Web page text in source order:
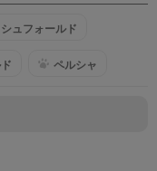
ュフォールド
ペルシャ